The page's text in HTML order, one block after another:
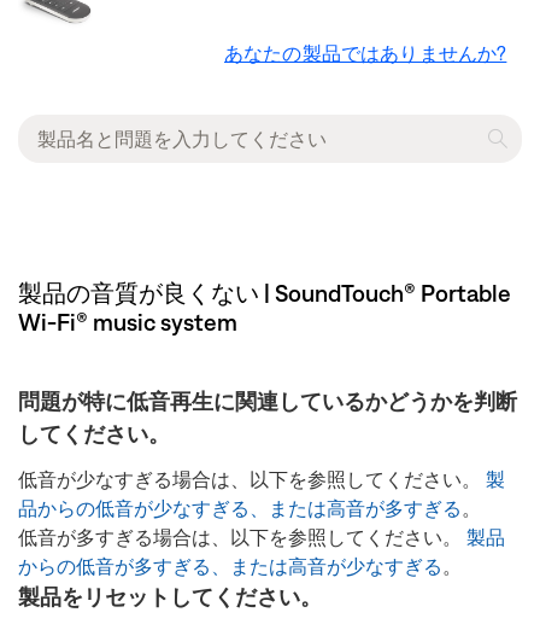
あなたの製品ではありませんか?
製品の音質が良くない | SoundTouch® Portable
Wi-Fi® music system
問題が特に低音再生に関連しているかどうかを判断
してください。
低音が少なすぎる場合は、以下を参照してください。 製
品からの低音が少なすぎる、または高音が多すぎる 。
低音が多すぎる場合は、以下を参照してください。 製品
からの低音が多すぎる、または高音が少なすぎる 。
製品をリセットしてください。